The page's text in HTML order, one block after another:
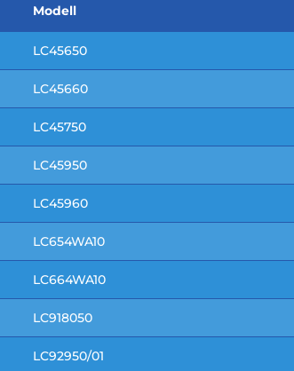
Modell
LC45650
LC45660
LC45750
LC45950
LC45960
LC654WA10
LC664WA10
LC918050
LC92950/01